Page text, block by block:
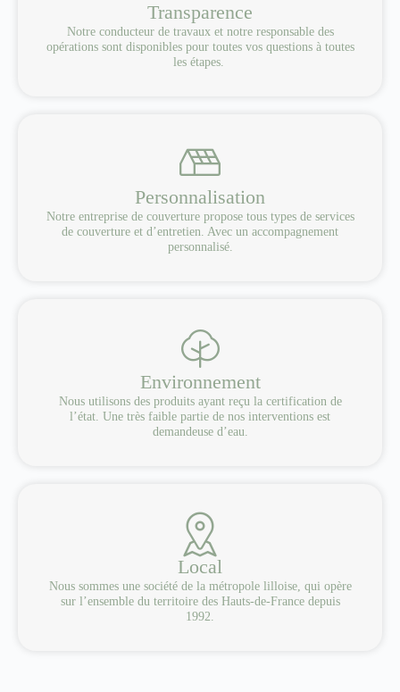
Transparence
Notre conducteur de travaux et notre responsable des
opérations sont disponibles pour toutes vos questions à toutes
les étapes.
Personnalisation
Notre entreprise de couverture propose tous types de services
de couverture et d’entretien. Avec un accompagnement
personnalisé.
Environnement
Nous utilisons des produits ayant reçu la certification de
l’état. Une très faible partie de nos interventions est
demandeuse d’eau.
Local
Nous sommes une société de la métropole lilloise, qui opère
sur l’ensemble du territoire des Hauts-de-France depuis
1992.